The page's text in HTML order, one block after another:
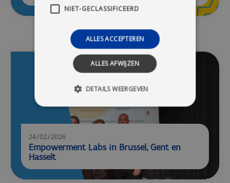
24/02/2026
Empowerment Labs in Brussel, Gent en
Hasselt
NIET-GECLASSIFICEERD
ALLES ACCEPTEREN
ALLES AFWIJZEN
DETAILS WEERGEVEN